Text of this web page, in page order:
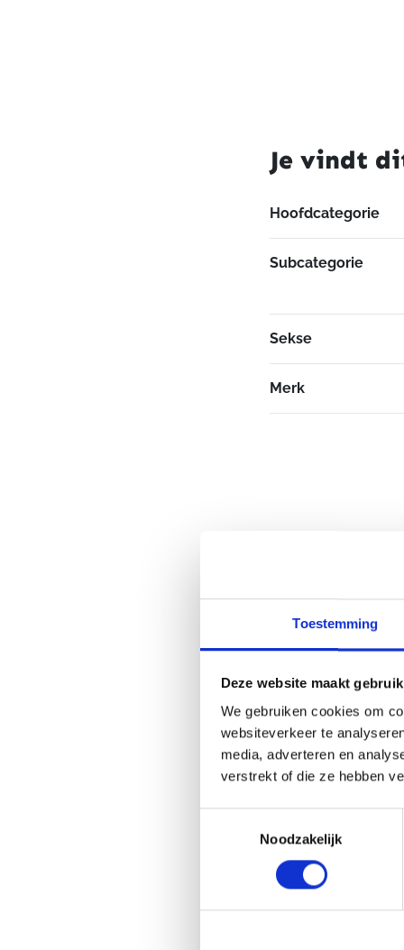
Toestemming
Deze website maakt
We gebruiken cookies om
websiteverkeer te
media, adverteren en
verstrekt of die ze hebben
Noodzakelijk
Je vindt
Hoofdcategorie
Subcategorie
Sekse
Merk